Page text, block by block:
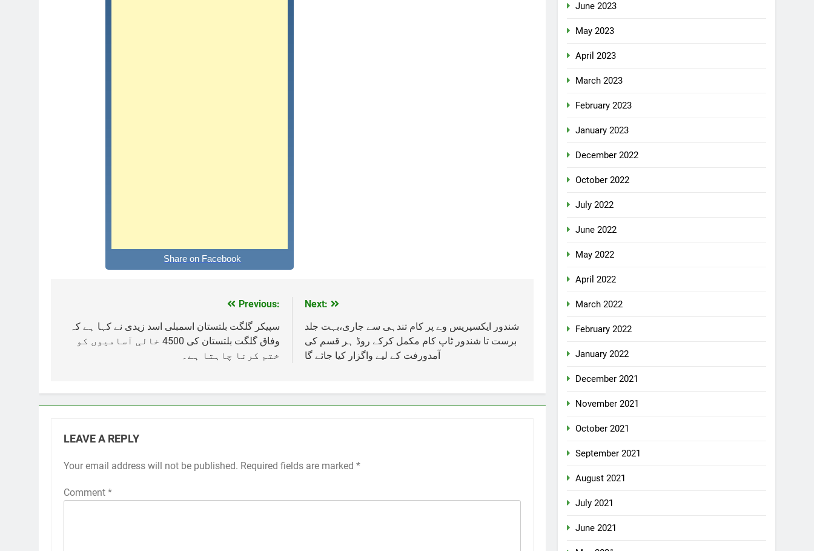
Share on Facebook
navigation
Previous:
سپیکر گلگت بلتستان اسمبلی اسد زیدی نے کہا ہے کہ
وفاق گلگت بلتستان کی 4500 خالی آسامیوں کو
ختم کرنا چاہتا ہے۔
Next:
شندور ایکسپریس وے پر کام تندہی سے جاری،بہت جلد
برست تا شندور ٹاپ کام مکمل کرکے روڈ ہر قسم کی
آمدورفت کے لیے واگزار کیا جائے گا
LEAVE A REPLY
Your email address will not be published. Required fields are marked *
Comment *
June 2023
May 2023
April 2023
March 2023
February 2023
January 2023
December 2022
October 2022
July 2022
June 2022
May 2022
April 2022
March 2022
February 2022
January 2022
December 2021
November 2021
October 2021
September 2021
August 2021
July 2021
June 2021